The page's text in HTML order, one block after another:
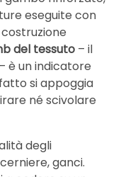
eseguite con
del tessuto – il
è un indicatore
si appoggia
né scivolare
degli
ganci.